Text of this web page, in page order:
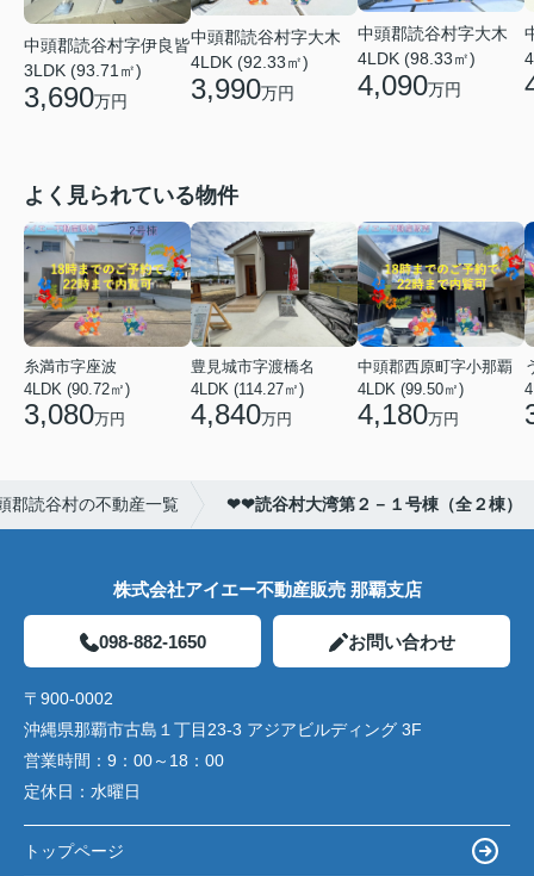
中頭郡読谷村字伊良皆
3LDK (93.71㎡)
3,690万円
中頭郡読谷村字大木
4LDK (92.33㎡)
3,990万円
中頭郡読谷村字大木
4LDK (98.33㎡)
4,090万円
よく見られている物件
糸満市字座波
4LDK (90.72㎡)
3,080万円
豊見城市字渡橋名
4LDK (114.27㎡)
4,840万円
中頭郡西原町字小那覇
4LDK (99.50㎡)
4,180万円
郡読谷村の不動産一覧 ❤❤読谷村大湾第２－１号棟（全２棟）
株式会社アイエー不動産販売 那覇支店
098-882-1650 お問い合わせ
〒900-0002
沖縄県那覇市古島１丁目23-3 アジアビルディング 3F
営業時間： 9：00～18：00
定休日： 水曜日
トップページ